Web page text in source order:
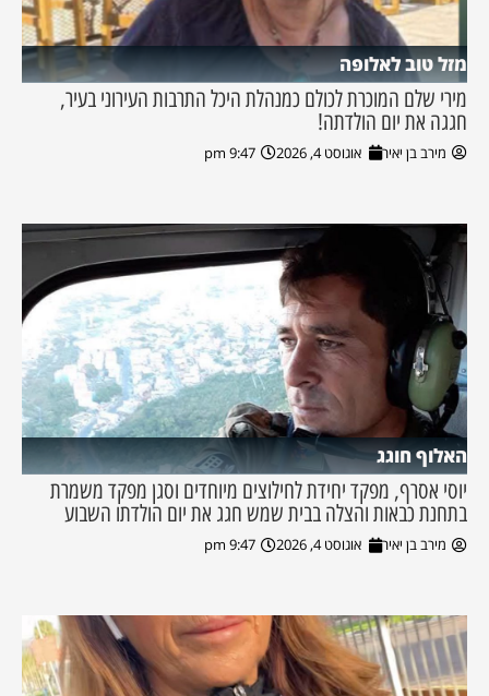
מזל טוב לאלופה
מירי שלם המוכרת לכולם כמנהלת היכל התרבות העירוני בעיר,
חגגה את יום הולדתה!
מירב בן יאיר אוגוסט 4, 2026 9:47 pm
האלוף חוגג
יוסי אסרף, מפקד יחידת לחילוצים מיוחדים וסגן מפקד משמרת
בתחנת כבאות והצלה בבית שמש חגג את יום הולדתו השבוע
מירב בן יאיר אוגוסט 4, 2026 9:47 pm